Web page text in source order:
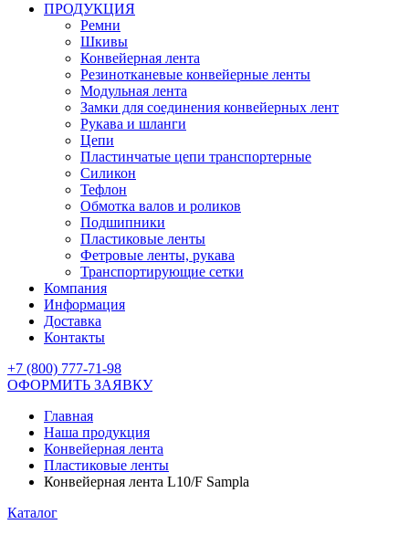
ПРОДУКЦИЯ
Ремни
Шкивы
Конвейерная лента
Резинотканевые конвейерные ленты
Модульная лента
Замки для соединения конвейерных лент
Рукава и шланги
Цепи
Пластинчатые цепи транспортерные
Силикон
Тефлон
Обмотка валов и роликов
Подшипники
Пластиковые ленты
Фетровые ленты, рукава
Транспортирующие сетки
Компания
Информация
Доставка
Контакты
+7 (800) 777-71-98
ОФОРМИТЬ ЗАЯВКУ
Главная
Наша продукция
Конвейерная лента
Пластиковые ленты
Конвейерная лента L10/F Sampla
Каталог